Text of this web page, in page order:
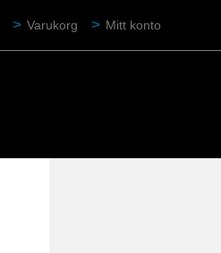
Varukorg Mitt konto